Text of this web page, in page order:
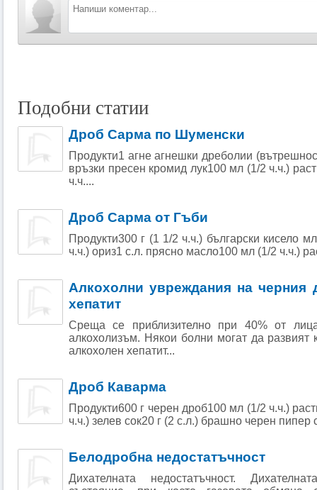
Подобни статии
Дроб Сарма по Шуменски
Продукти1 агне агнешки дреболии
връзки пресен кромид лук100 мл (1/2 ч.ч.)
ч.ч....
Дроб Сарма от Гъби
Продукти300 г (1 1/2 ч.ч.) български кисело
ч.ч.) ориз1 с.л. прясно масло100 мл (1/2 ч.ч.)
Алкохолни увреждания на черния
хепатит
Среща се приблизително при 40% от
алкохолизъм. Някои болни могат да развият
алкохолен хепатит...
Дроб Каварма
Продукти600 г черен дроб100 мл (1/2 ч.ч.)
ч.ч.) зелев сок20 г (2 с.л.) брашно черен
Белодробна недостатъчност
Дихателната недостатъчност.